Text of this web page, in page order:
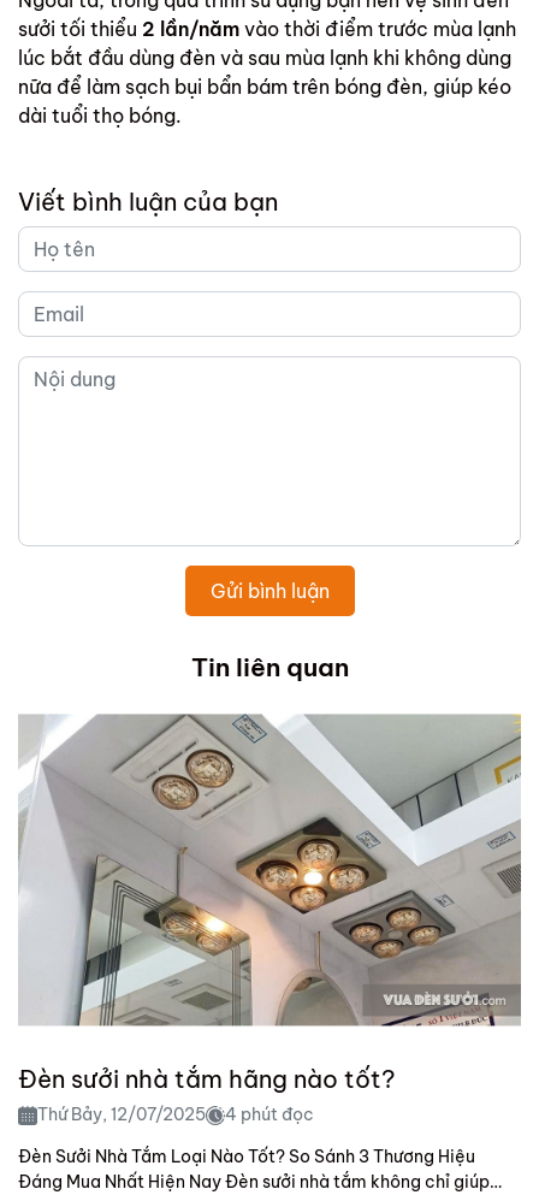
sưởi tối thiểu 2 lần/năm vào thời điểm trước mùa lạnh
lúc bắt đầu dùng đèn và sau mùa lạnh khi không dùng
nữa để làm sạch bụi bẩn bám trên bóng đèn, giúp kéo
dài tuổi thọ bóng.
Viết bình luận của bạn
Gửi bình luận
Tin liên quan
Đèn sưởi nhà tắm hãng nào tốt?
Thứ Bảy, 12/07/2025
4 phút đọc
Đèn Sưởi Nhà Tắm Loại Nào Tốt? So Sánh 3 Thương Hiệu
Đáng Mua Nhất Hiện Nay Đèn sưởi nhà tắm không chỉ giúp